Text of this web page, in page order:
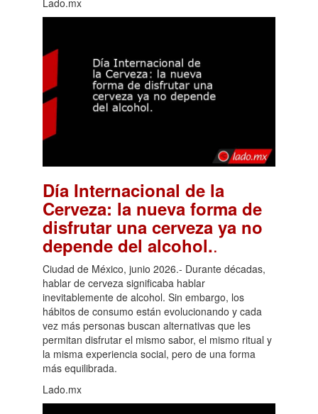
Día Internacional de la
Cerveza: la nueva forma de
disfrutar una cerveza ya no
depende del alcohol..
Ciudad de México, junio 2026.- Durante décadas,
hablar de cerveza significaba hablar
inevitablemente de alcohol. Sin embargo, los
hábitos de consumo están evolucionando y cada
vez más personas buscan alternativas que les
permitan disfrutar el mismo sabor, el mismo ritual y
la misma experiencia social, pero de una forma
más equilibrada.
Lado.mx